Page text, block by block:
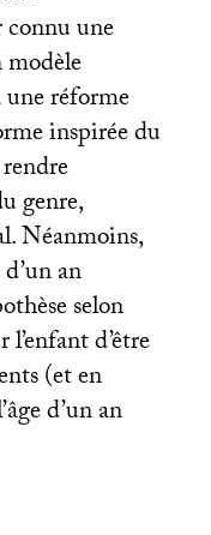
une
une réforme
inspirée du
genre,
Néanmoins,
an
selon
d’être
(et en
d’un an